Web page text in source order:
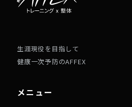
生涯現役を目指して
健康一次予防のAFFEX
メニュー